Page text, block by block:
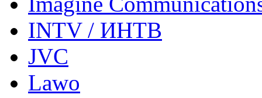
INTV / ИНТВ
JVC
Lawo